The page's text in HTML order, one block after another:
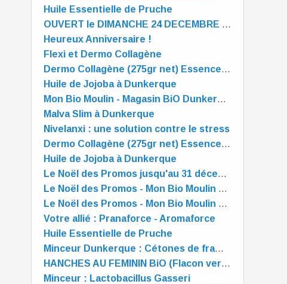
Huile Essentielle de Pruche
OUVERT le DIMANCHE 24 DECEMBRE de 10 à 13 heures
Heureux Anniversaire !
Flexi et Dermo Collagène
Dermo Collagène (275gr net) Essence Pure
Huile de Jojoba à Dunkerque
Mon Bio Moulin - Magasin BiO Dunkerque - est OUVERT tout l'été
Malva Slim à Dunkerque
Nivelanxi : une solution contre le stress
Dermo Collagène (275gr net) Essence Pure
Huile de Jojoba à Dunkerque
Le Noël des Promos jusqu'au 31 décembre - Mon Bio Moulin à Dunkerque
Le Noël des Promos - Mon Bio Moulin à Dunkerque
Le Noël des Promos - Mon Bio Moulin à Dunkerque
Votre allié : Pranaforce - Aromaforce
Huile Essentielle de Pruche
Minceur Dunkerque : Cétones de framboise
HANCHES AU FEMININ BiO (Flacon verre 125ml)
Minceur : Lactobacillus Gasseri